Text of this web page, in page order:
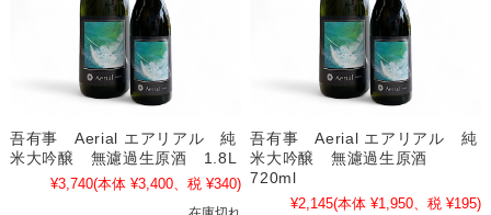
吾有事 Aerial エアリアル 純
米大吟醸 無濾過生原酒 1.8L
¥3,740(本体 ¥3,400、税 ¥340)
吾有事 Aerial エアリアル 純
米大吟醸 無濾過生原酒
720ml
¥2,145(本体 ¥1,950、税 ¥195)